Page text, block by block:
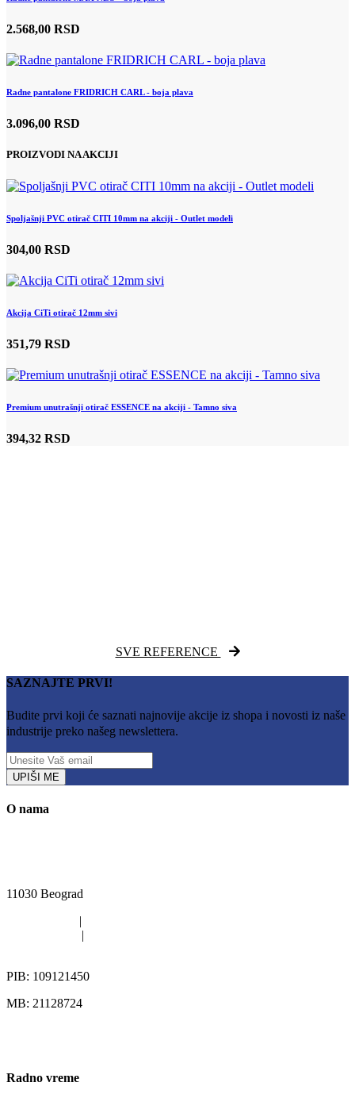
2.568,00 RSD
Radne pantalone FRIDRICH CARL - boja plava
3.096,00 RSD
PROIZVODI NA AKCIJI
Spoljašnji PVC otirač CITI 10mm na akciji - Outlet modeli
304,00 RSD
Akcija CiTi otirač 12mm sivi
351,79 RSD
Premium unutrašnji otirač ESSENCE na akciji - Tamno siva
394,32 RSD
SVE REFERENCE
SAZNAJTE PRVI!
Budite prvi koji će saznati najnovije akcije iz shopa i novosti iz naše
industrije preko našeg newslettera.
UPIŠI ME
O nama
11030 Beograd
|
|
PIB: 109121450
MB: 21128724
Radno vreme